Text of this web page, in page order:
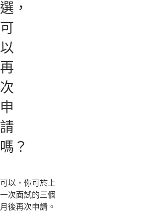
選，
可
以
再
次
申
請
嗎？
可以，你可於上
一次面試的三個
月後再次申請。